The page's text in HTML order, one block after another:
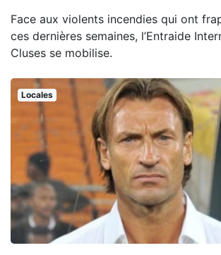
Face aux violents incendies qui ont
ces dernières semaines, l’Entraide
Cluses se mobilise.
Locales